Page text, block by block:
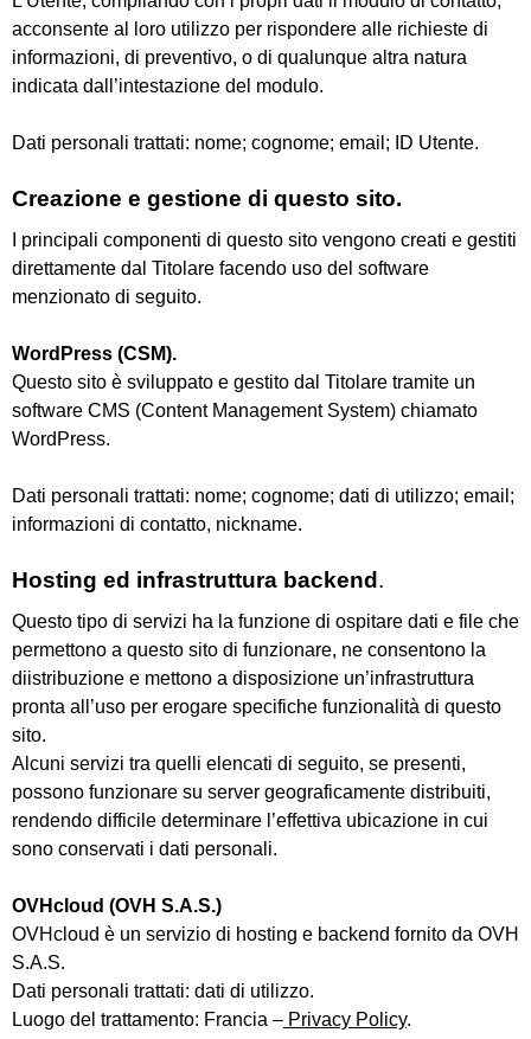
acconsente al loro utilizzo per rispondere alle richieste di
informazioni, di preventivo, o di qualunque altra natura
indicata dall’intestazione del modulo.
Dati personali trattati: nome; cognome; email; ID Utente.
Creazione e gestione di questo sito.
I principali componenti di questo sito vengono creati e gestiti
direttamente dal Titolare facendo uso del software
menzionato di seguito.
WordPress (CSM).
Questo sito è sviluppato e gestito dal Titolare tramite un
software CMS (Content Management System) chiamato
WordPress.
Dati personali trattati: nome; cognome; dati di utilizzo; email;
informazioni di contatto, nickname.
Hosting ed infrastruttura backend .
Questo tipo di servizi ha la funzione di ospitare dati e file che
permettono a questo sito di funzionare, ne consentono la
diistribuzione e mettono a disposizione un’infrastruttura
pronta all’uso per erogare specifiche funzionalità di questo
sito.
Alcuni servizi tra quelli elencati di seguito, se presenti,
possono funzionare su server geograficamente distribuiti,
rendendo difficile determinare l’effettiva ubicazione in cui
sono conservati i dati personali.
OVHcloud (OVH S.A.S.)
OVHcloud è un servizio di hosting e backend fornito da OVH
S.A.S.
Dati personali trattati: dati di utilizzo.
Luogo del trattamento: Francia – Privacy Policy.